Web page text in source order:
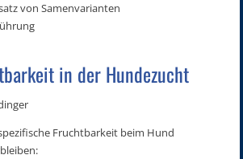
von Samenvarianten
in der Hundezucht
Fruchtbarkeit beim Hund